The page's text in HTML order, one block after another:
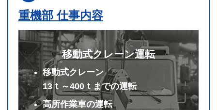
重機部 仕事内容
移動式クレーン運転
移動式クレーン
13ｔ～400ｔまでの運転
高所作業車の運転